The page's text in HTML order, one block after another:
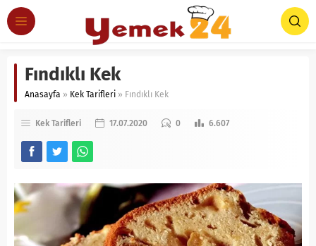
Fındıklı Kek
Anasayfa » Kek Tarifleri » Fındıklı Kek
Kek Tarifleri 17.07.2020 0 6.607